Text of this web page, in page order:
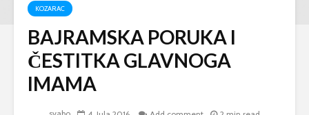
KOZARAC
BAJRAMSKA PORUKA I
ČESTITKA GLAVNOGA
IMAMA